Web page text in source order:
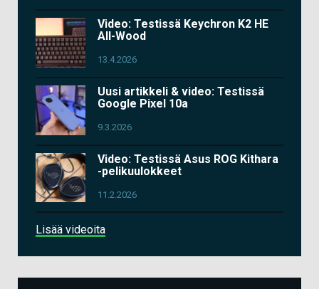
Video: Testissä Keychron K2 HE
All-Wood
13.4.2026
Uusi artikkeli & video: Testissä
Google Pixel 10a
9.3.2026
Video: Testissä Asus ROG Kithara
-pelikuulokkeet
11.2.2026
Lisää videoita